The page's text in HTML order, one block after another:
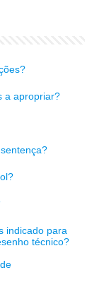
a apropriar?
indicado para
técnico?